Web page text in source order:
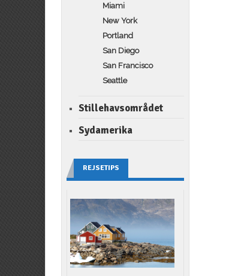
Miami
New York
Portland
San Diego
San Francisco
Seattle
Stillehavsområdet
Sydamerika
REJSETIPS